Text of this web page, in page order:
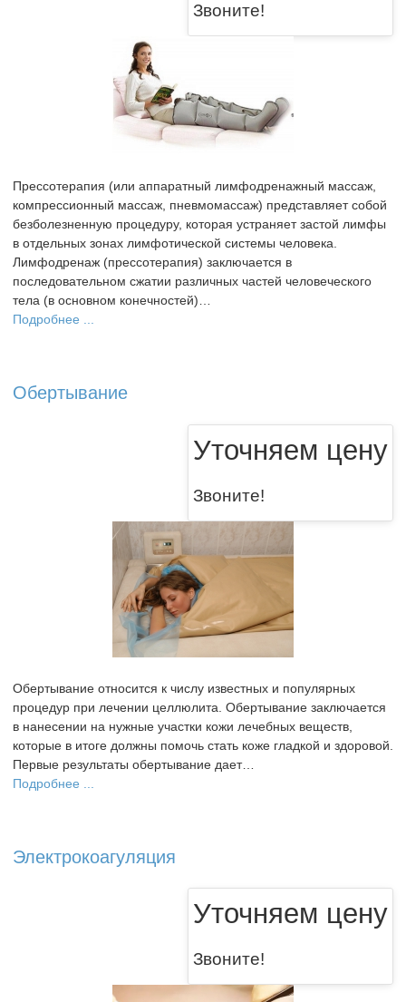
Звоните!
Прессотерапия (или аппаратный лимфодренажный массаж,
компрессионный массаж, пневмомассаж) представляет собой
безболезненную процедуру, которая устраняет застой лимфы
в отдельных зонах лимфотической системы человека.
Лимфодренаж (прессотерапия) заключается в
последовательном сжатии различных частей человеческого
тела (в основном конечностей)…
Подробнее ...
Обертывание
Уточняем цену
Звоните!
Обертывание относится к числу известных и популярных
процедур при лечении целлюлита. Обертывание заключается
в нанесении на нужные участки кожи лечебных веществ,
которые в итоге должны помочь стать коже гладкой и здоровой.
Первые результаты обертывание дает…
Подробнее ...
Электрокоагуляция
Уточняем цену
Звоните!